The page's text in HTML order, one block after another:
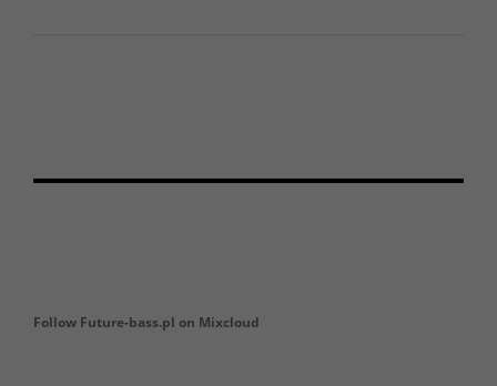
Follow Future-bass.pl on Mixcloud